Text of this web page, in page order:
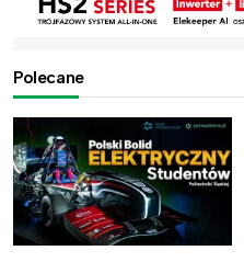
Polecane